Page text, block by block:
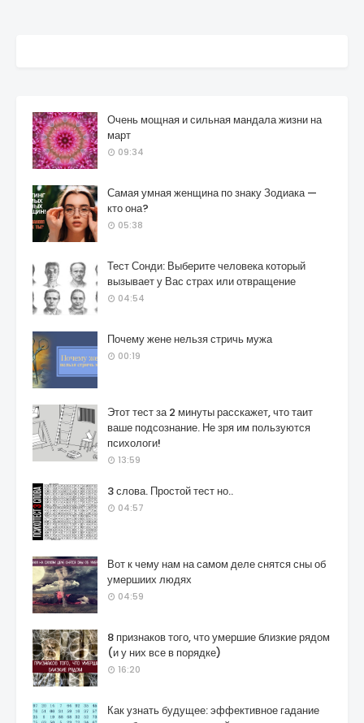
Очень мощная и сильная мандала жизни на
март
09:34
Самая умная женщина по знаку Зодиака —
кто она?
05:38
Тест Сонди: Выберите человека который
вызывает у Вас страх или отвращение
04:54
Почему жене нельзя стричь мужа
00:19
Этот тест за 2 минуты расскажет, что таит
ваше подсознание. Не зря им пользуются
психологи!
13:59
3 слова. Простой тест но..
04:57
Вот к чему нам на самом деле снятся сны об
умершиих людях
04:59
8 признаков того, что умершие близкие рядом
(и у них все в порядке)
16:20
Как узнать будущее: эффективное гадание